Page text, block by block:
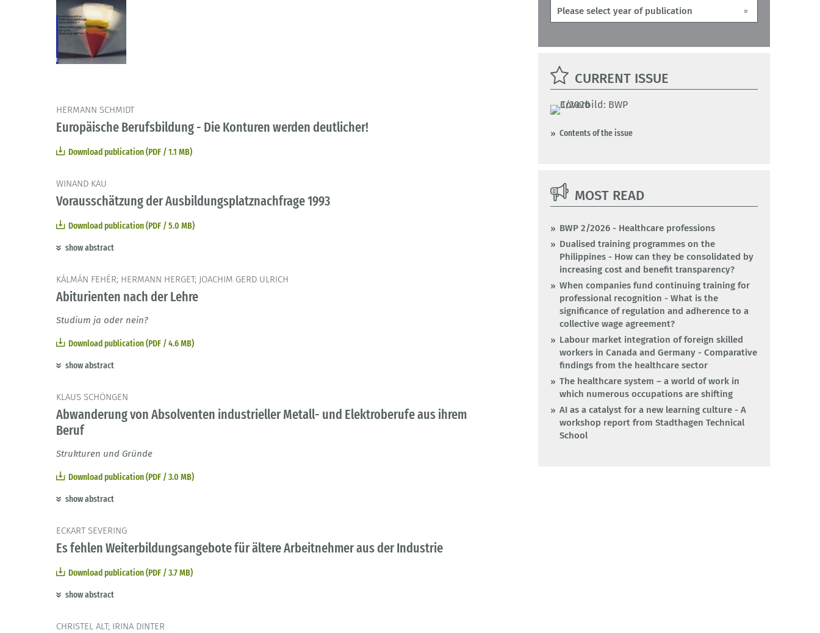
HERMANN SCHMIDT
Europäische Berufsbildung - Die Konturen werden deutlicher!
Download publication (PDF / 1.1 MB)
WINAND KAU
Vorausschätzung der Ausbildungsplatznachfrage 1993
Download publication (PDF / 5.0 MB)
show abstract
KÁLMÁN FEHÉR; HERMANN HERGET; JOACHIM GERD ULRICH
Abiturienten nach der Lehre
Studium ja oder nein?
Download publication (PDF / 4.6 MB)
show abstract
KLAUS SCHÖNGEN
Abwanderung von Absolventen industrieller Metall- und Elektroberufe aus ihrem
Beruf
Strukturen und Gründe
Download publication (PDF / 3.0 MB)
show abstract
ECKART SEVERING
Es fehlen Weiterbildungsangebote für ältere Arbeitnehmer aus der Industrie
Download publication (PDF / 3.7 MB)
show abstract
CHRISTEL ALT; IRINA DINTER
CURRENT ISSUE
Contents of the issue
MOST READ
BWP 2/2026 - Healthcare professions
Dualised training programmes on the
Philippines - How can they be consolidated by
increasing cost and benefit transparency?
When companies fund continuing training for
professional recognition - What is the
significance of regulation and adherence to a
collective wage agreement?
Labour market integration of foreign skilled
workers in Canada and Germany - Comparative
findings from the healthcare sector
The healthcare system – a world of work in
which numerous occupations are shifting
AI as a catalyst for a new learning culture - A
workshop report from Stadthagen Technical
School